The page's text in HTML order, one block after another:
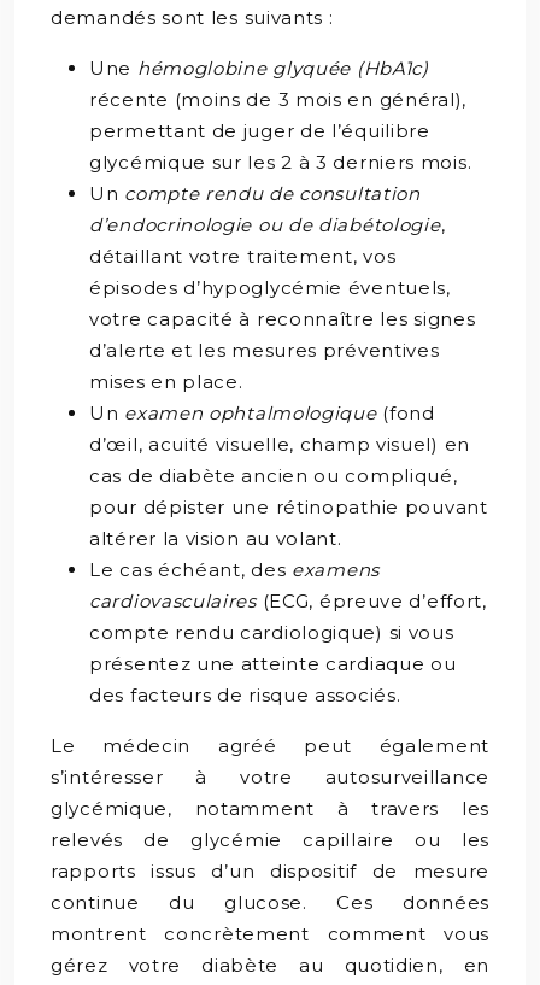
demandés sont les suivants :
Une hémoglobine glyquée (HbA1c)
récente (moins de 3 mois en général),
permettant de juger de l’équilibre
glycémique sur les 2 à 3 derniers mois.
Un compte rendu de consultation
d’endocrinologie ou de diabétologie,
détaillant votre traitement, vos
épisodes d’hypoglycémie éventuels,
votre capacité à reconnaître les signes
d’alerte et les mesures préventives
mises en place.
Un examen ophtalmologique(fond
d’œil, acuité visuelle, champ visuel) en
cas de diabète ancien ou compliqué,
pour dépister une rétinopathie pouvant
altérer la vision au volant.
Le cas échéant, des examens
cardiovasculaires(ECG, épreuve d’effort,
compte rendu cardiologique) si vous
présentez une atteinte cardiaque ou
des facteurs de risque associés.
Le médecin agréé peut également
s’intéresser à votre autosurveillance
glycémique, notamment à travers les
relevés de glycémie capillaire ou les
rapports issus d’un dispositif de mesure
continue du glucose. Ces données
montrent concrètement comment vous
gérez votre diabète au quotidien, en